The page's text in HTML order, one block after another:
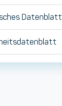
Datenblatt